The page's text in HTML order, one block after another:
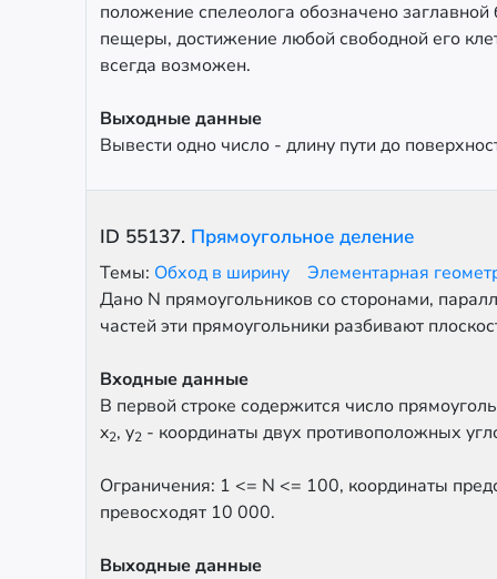
положение спелеолога обозначено
пещеры, достижение любой свободной его
всегда возможен.
Выходные данные
Вывести одно число - длину пути до
ID 55137. Прямоугольное деление
Темы: Обход в ширину
Элементарная
Дано N прямоугольников со сторонами,
частей эти прямоугольники разбивают
Входные данные
В первой строке содержится число
x2, y2 - координаты двух противоположных
Ограничения: 1 <= N <= 100, координаты
превосходят 10 000.
Выходные данные